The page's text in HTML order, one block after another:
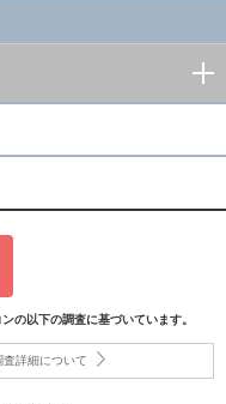
の以下の調査に基づいています。
詳細について